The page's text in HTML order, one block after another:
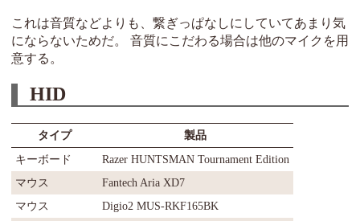
これは音質などよりも、繋ぎっぱなしにしていてあまり気
にならないためだ。 音質にこだわる場合は他のマイクを用
意する。
HID
タイプ
製品
キーボード
Razer HUNTSMAN Tournament Edition
マウス
Fantech Aria XD7
マウス
Digio2 MUS-RKF165BK